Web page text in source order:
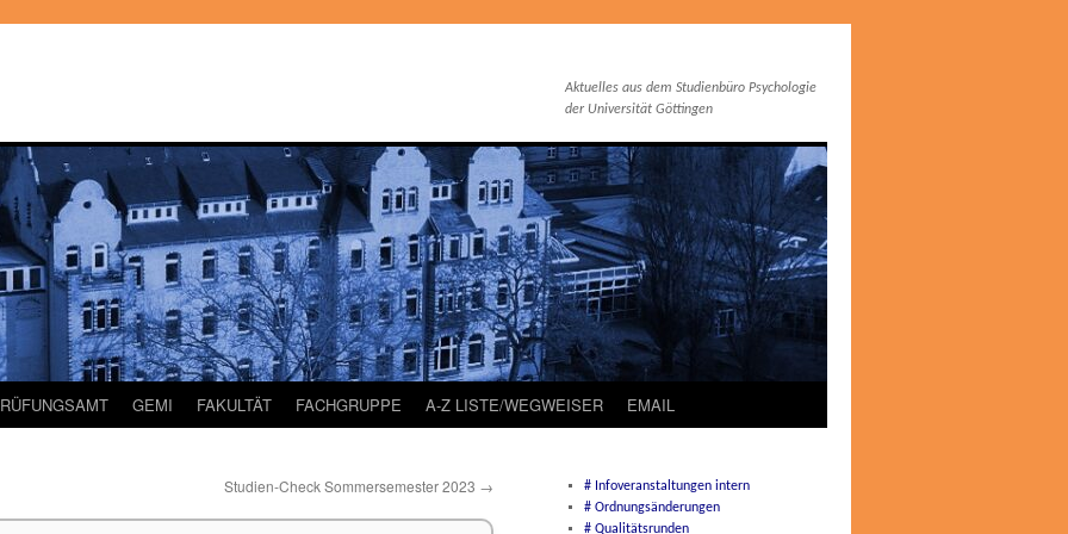
Aktuelles aus dem Studienbüro Psychologie
der Universität Göttingen
GEMI FAKULTÄT FACHGRUPPE A-Z LISTE/WEGWEISER EMAIL
Studien-Check Sommersemester 2023 →
# Infoveranstaltungen intern
# Ordnungsänderungen
# Qualitätsrunden